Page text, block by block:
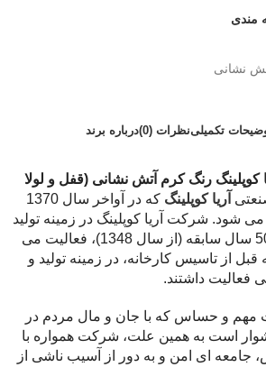
مندی
نشانی
تکمیلینظرات (0) درباره برند
کوپلینگ رنگ کرم آتش نشانی (قفل و لولا
آریا کوپلینگ
که در آواخر سال 1370
شود. شرکت آریا کوپلینگ در زمینه تولید
تجهیزات آتش نشانی با 50 سال سابقه (از سال 1348)، فعالیت می
از تاسیس کارخانه، در زمینه تولید و
فعالیت داشتند.
مهم و حساس که با جان و مال مردم در
است به همین علت، شرکت همواره با
جامعه ای امن و به دور از آسیب ناشی از